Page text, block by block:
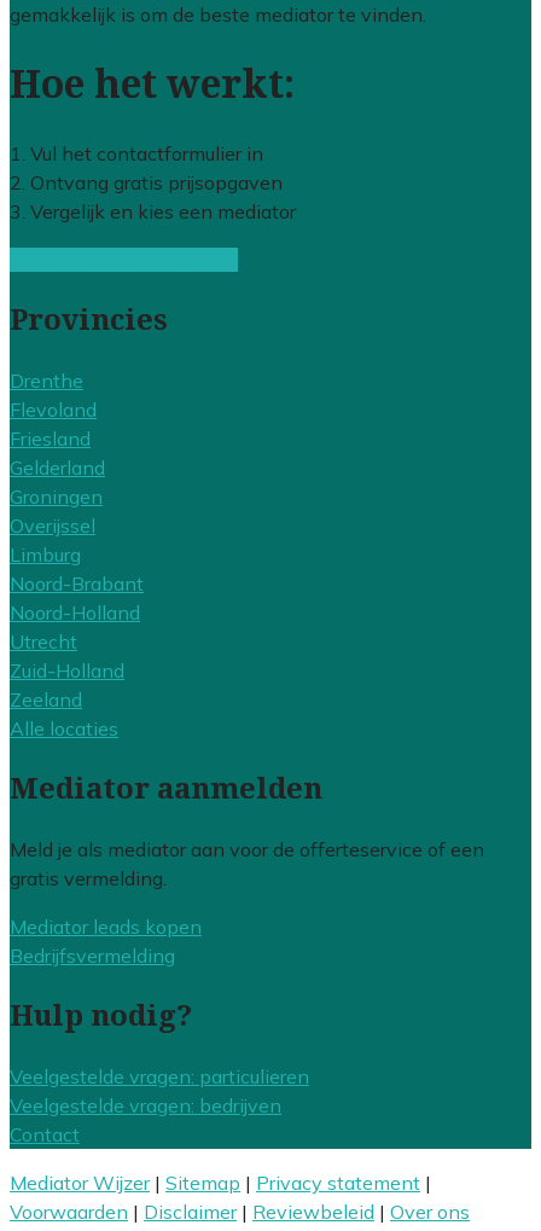
gemakkelijk is om de beste mediator te vinden.
Hoe het werkt:
1. Vul het contactformulier in
2. Ontvang gratis prijsopgaven
3. Vergelijk en kies een mediator
Provincies
Drenthe
Flevoland
Friesland
Gelderland
Groningen
Overijssel
Limburg
Noord-Brabant
Noord-Holland
Utrecht
Zuid-Holland
Zeeland
Alle locaties
Mediator aanmelden
Meld je als mediator aan voor de offerteservice of een
gratis vermelding.
Mediator leads kopen
Bedrijfsvermelding
Hulp nodig?
Veelgestelde vragen: particulieren
Veelgestelde vragen: bedrijven
Contact
Mediator Wijzer| Sitemap | Privacy statement |
Voorwaarden | Disclaimer| Reviewbeleid | Over ons